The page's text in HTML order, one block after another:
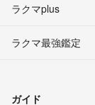
ラクマplus
ラクマ最強鑑定
ガイド